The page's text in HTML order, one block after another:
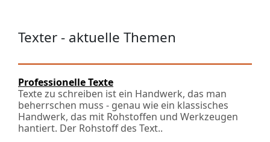
Texter - aktuelle Themen
Professionelle Texte
Texte zu schreiben ist ein Handwerk, das man
beherrschen muss - genau wie ein klassisches
Handwerk, das mit Rohstoffen und Werkzeugen
hantiert. Der Rohstoff des Text..